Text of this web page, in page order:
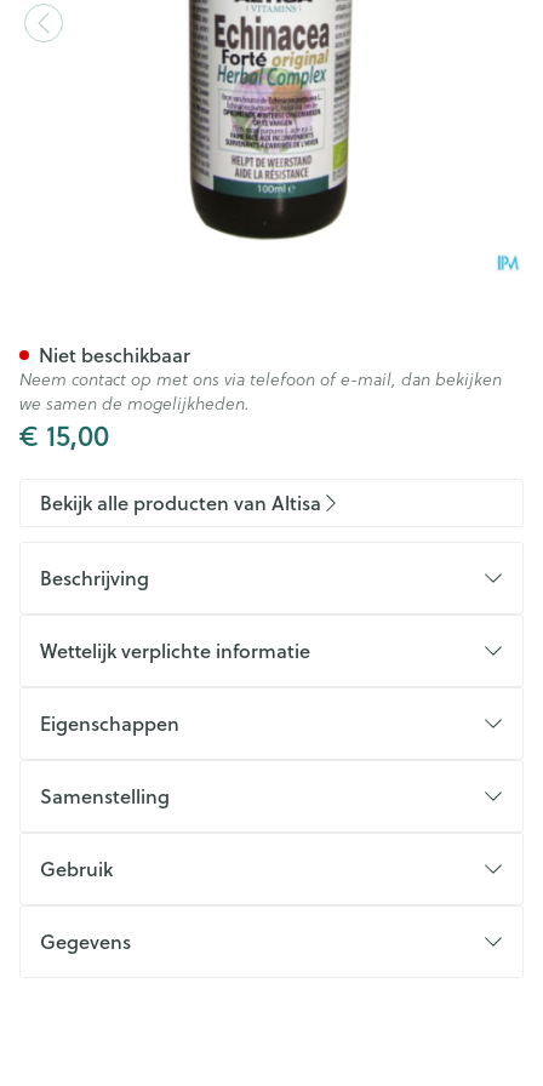
€ 15,00
Niet beschikbaar
Neem contact op met ons via telefoon of e-mail, dan bekijken
we samen de mogelijkheden.
Bekijk alle producten van Altisa
Beschrijving
Wettelijk verplichte informatie
Eigenschappen
Samenstelling
Gebruik
Gegevens